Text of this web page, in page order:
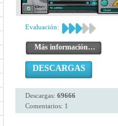
Evaluación:
Más información…
DESCARGAS
Descargas: 69666
Comentarios: 1